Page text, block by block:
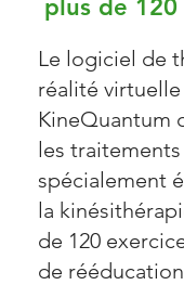
plus de
Le logiciel de
réalité virtuelle
KineQuantum
les traitements
spécialement
la
de 120
de rééducation